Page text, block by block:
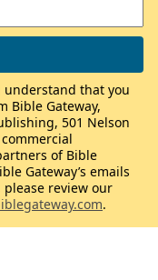
understand that you
Bible Gateway,
501 Nelson
of Bible
Gateway’s emails
review our
.